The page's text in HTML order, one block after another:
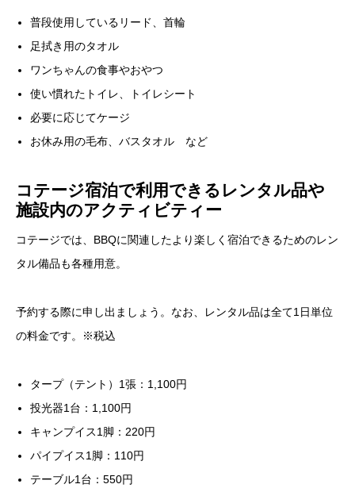
普段使用しているリード、首輪
足拭き用のタオル
ワンちゃんの食事やおやつ
使い慣れたトイレ、トイレシート
必要に応じてケージ
お休み用の毛布、バスタオル など
コテージ宿泊で利用できるレンタル品や
施設内のアクティビティー
コテージでは、BBQに関連したより楽しく宿泊できるためのレン
タル備品も各種用意。
予約する際に申し出ましょう。なお、レンタル品は全て1日単位
の料金です。※税込
タープ（テント）1張：1,100円
投光器1台：1,100円
キャンプイス1脚：220円
パイプイス1脚：110円
テーブル1台：550円